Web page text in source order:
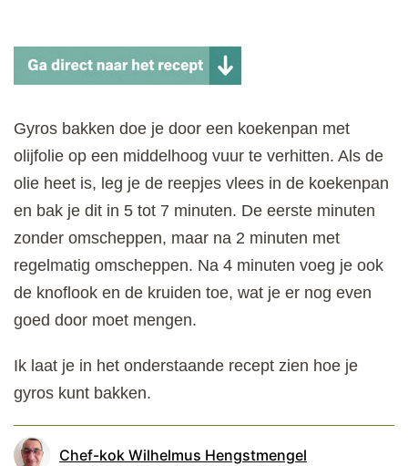
Gyros bakken doe je door een koekenpan met
olijfolie op een middelhoog vuur te verhitten. Als de
olie heet is, leg je de reepjes vlees in de koekenpan
en bak je dit in 5 tot 7 minuten. De eerste minuten
zonder omscheppen, maar na 2 minuten met
regelmatig omscheppen. Na 4 minuten voeg je ook
de knoflook en de kruiden toe, wat je er nog even
goed door moet mengen.
Ik laat je in het onderstaande recept zien hoe je
gyros kunt bakken.
Chef-kok Wilhelmus Hengstmengel